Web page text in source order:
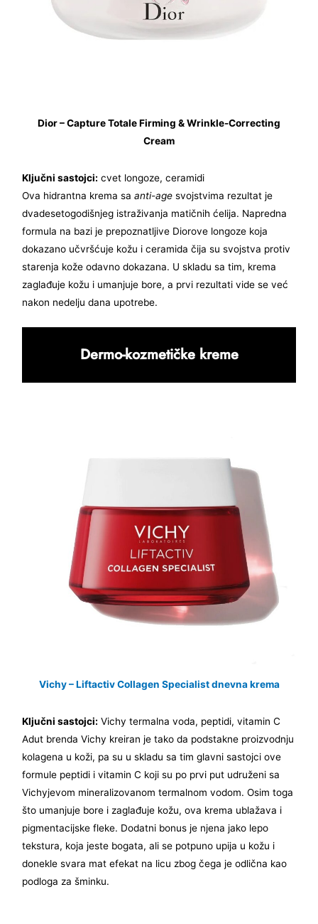
Dior – Capture Totale Firming & Wrinkle-Correcting
Cream
Ključni sastojci: cvet longoze, ceramidi
Ova hidrantna krema saanti-age svojstvima rezultat je
dvadesetogodišnjeg istraživanja matičnih ćelija. Napredna
formula na bazi je prepoznatljive Diorove longoze koja
dokazano učvršćuje kožu i ceramida čija su svojstva protiv
starenja kože odavno dokazana. U skladu sa tim, krema
zaglađuje kožu i umanjuje bore, a prvi rezultati vide se već
nakon nedelju dana upotrebe.
Dermo-kozmetičke kreme
Vichy – Liftactiv Collagen Specialist dnevna krema
Ključni sastojci: Vichy termalna voda, peptidi, vitamin C
Adut brenda Vichy kreiran je tako da podstakne proizvodnju
kolagena u koži, pa su u skladu sa tim glavni sastojci ove
formule peptidi i vitamin C koji su po prvi put udruženi sa
Vichyjevom mineralizovanom termalnom vodom. Osim toga
što umanjuje bore i zaglađuje kožu, ova krema ublažava i
pigmentacijske fleke. Dodatni bonus je njena jako lepo
tekstura, koja jeste bogata, ali se potpuno upija u kožu i
donekle svara mat efekat na licu zbog čega je odlična kao
podloga za šminku.